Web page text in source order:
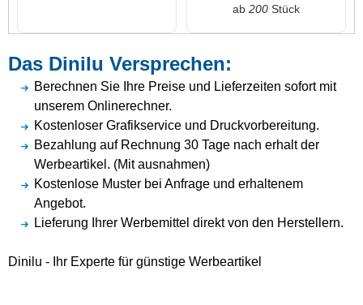
ab 200 Stück
Das Dinilu Versprechen:
Berechnen Sie Ihre Preise und Lieferzeiten sofort mit
unserem Onlinerechner.
Kostenloser Grafikservice und Druckvorbereitung.
Bezahlung auf Rechnung 30 Tage nach erhalt der
Werbeartikel. (Mit ausnahmen)
Kostenlose Muster bei Anfrage und erhaltenem
Angebot.
Lieferung Ihrer Werbemittel direkt von den Herstellern.
Dinilu - Ihr Experte für günstige Werbeartikel